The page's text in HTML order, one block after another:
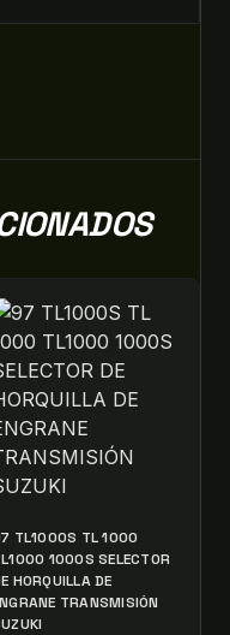
TL1000S TL 1000
1000S SELECTOR
HORQUILLA DE
TRANSMISIÓN